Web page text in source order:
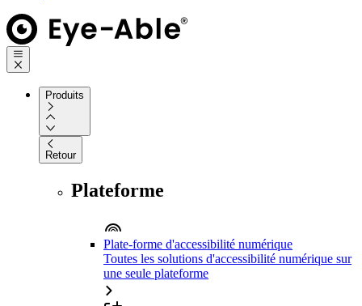
Produits
Retour
Plateforme
Plate-forme d'accessibilité numérique
Toutes les solutions d'accessibilité numérique sur
une seule plateforme